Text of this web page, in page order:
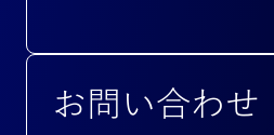
お問い合わせ